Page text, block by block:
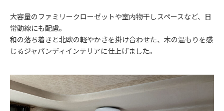
大容量のファミリークローゼットや室内物干しスペースなど、日
常動線にも配慮。
和の落ち着きと北欧の軽やかさを掛け合わせた、木の温もりを感
じるジャパンディインテリアに仕上げました。